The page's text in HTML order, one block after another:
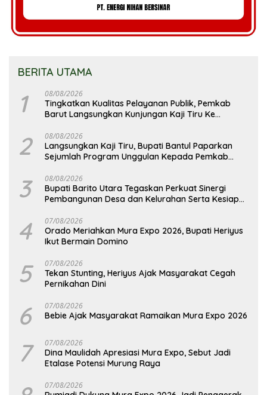
BERITA UTAMA
1 08/08/2026
Tingkatkan Kualitas Pelayanan Publik, Pemkab
Barut Langsungkan Kunjungan Kaji Tiru Ke
2 08/08/2026
Langsungkan Kaji Tiru, Bupati Bantul Paparkan
Sejumlah Program Unggulan Kepada Pemkab
3 08/08/2026
Bupati Barito Utara Tegaskan Perkuat Sinergi
Pembangunan Desa dan Kelurahan Serta Kesiapan
4 07/08/2026
Orado Meriahkan Mura Expo 2026, Bupati Heriyus
Ikut Bermain Domino
5 07/08/2026
Tekan Stunting, Heriyus Ajak Masyarakat Cegah
Pernikahan Dini
6 07/08/2026
Bebie Ajak Masyarakat Ramaikan Mura Expo 2026
7 07/08/2026
Dina Maulidah Apresiasi Mura Expo, Sebut Jadi
Etalase Potensi Murung Raya
07/08/2026